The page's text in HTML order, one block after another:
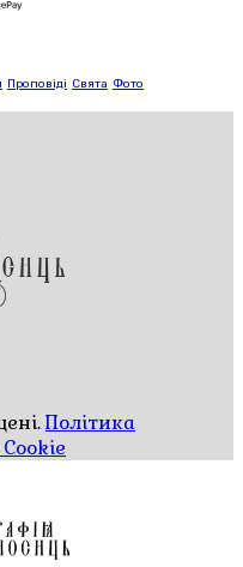
Проповіді Свята Фото
Політика